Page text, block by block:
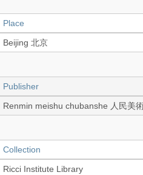
Place
Beijing 北京
Publisher
Renmin meishu chubanshe 人民美
Collection
Ricci Institute Library